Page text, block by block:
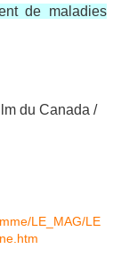
de maladies
du Canada /
LE_MAG/LE